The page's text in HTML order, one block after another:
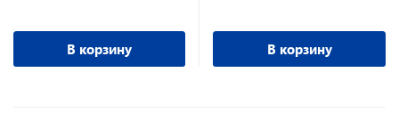
В корзину В корзину